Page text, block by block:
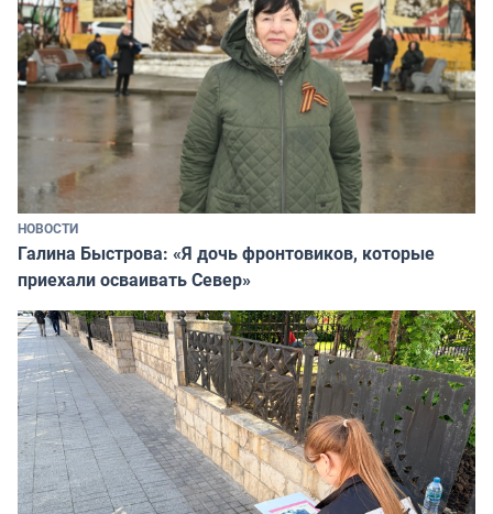
НОВОСТИ
Галина Быстрова: «Я дочь фронтовиков, которые
приехали осваивать Север»